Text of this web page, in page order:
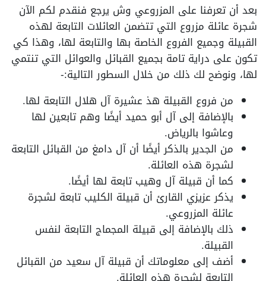
بعد أن تعرفنا على المزروعي وش يرجع فنقدم لكم الآن
شجرة عائلة مزروع التي تتضمن العائلات التابعة لهذه
القبيلة وجميع الفروع الخاصة بها والتابعة لها، وهذا كي
تكون على دراية تامة بجميع القبائل والعوائل التي تنتمي
لها، ونوضح لك ذلك من خلال السطور التالية:-
من فروع القبيلة هذ عشيرة آل هلال التابعة لها.
بالإضافة إلى آل أبو حميد أيضًا وهم تابعين لها
وعاشوا بالرياض.
من الجدير بالذكر أيضًا أن آل دامغ من القبائل التابعة
لشجرة هذه العائلة.
كما أن قبيلة آل وهيب تابعة لها أيضًا.
يذكر عزيزي القارئ أن قبيلة الكليب تابعة لشجرة
عائلة المزروعي.
ذلك بالإضافة إلى قبيلة المجماج التابعة لنفس
القبيلة.
أضف إلى معلوماتك أن قبيلة آل سعيد من القبائل